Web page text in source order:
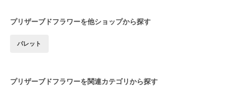
プリザーブドフラワーを他ショップから探す
パレット
プリザーブドフラワーを関連カテゴリから探す